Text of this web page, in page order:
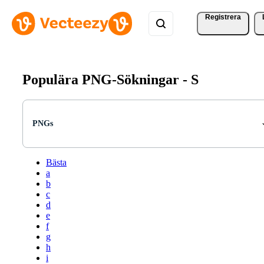
Registrera
Populära PNG-Sökningar - S
PNGs
Bästa
a
b
c
d
e
f
g
h
i